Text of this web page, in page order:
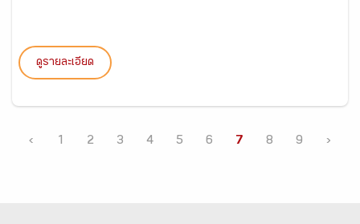
ดูรายละเอียด
‹ 1 2 3 4 5 6 7 8 9 ›